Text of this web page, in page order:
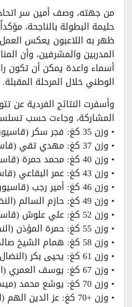
من جهته، وصف أمين سر
حليمة البطولة بالناجحة،
ظهر به اللاعبون يعكس
المدربين والمشرفين، وأن
أسماء واعدة يمكن أن تكون
الوطني خلال المرحلة المقبلة.
وأسفرت النتائج الفردية عن
المشاركة، وجاءت حسب تسلسل
• وزن 35 كغ: فجر سكر (قاسيون)
• وزن 37 كغ: مهدي تقي (قاسيون)
• وزن 40 كغ: محمد حمرة (قاسيون)
• وزن 43 كغ: عمر البقاعي (قاسيون)
• وزن 46 كغ: أمير رجب (قاسيون)
• وزن 49 كغ: حازم السالم (النضال)
• وزن 52 كغ: علي علوش (قاسيون)
• وزن 55 كغ: حمرة المؤذن (النضال)
• وزن 58 كغ: همام الشيخ صالح (النضال)
• وزن 61 كغ: يحيى بكر (النضال)
• وزن 67 كغ: يوسف العمري (الوحدة)
• وزن 70 كغ: يوشع محمد (ميسلون)
• وزن +70 كغ: عز الدين الهم (النضال).